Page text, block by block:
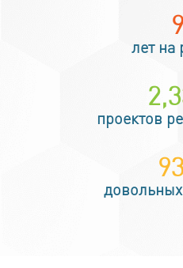
12
лет на
проектов